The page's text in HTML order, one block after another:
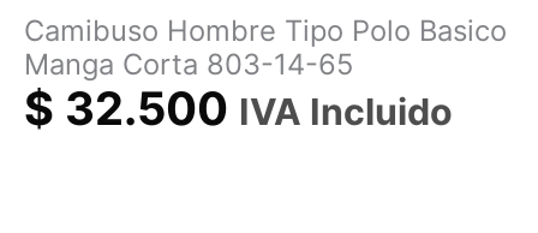
Camibuso Hombre Tipo Polo Basico
Manga Corta 803-14-65
$ 32.500 IVA Incluido
14-
65
cantidad